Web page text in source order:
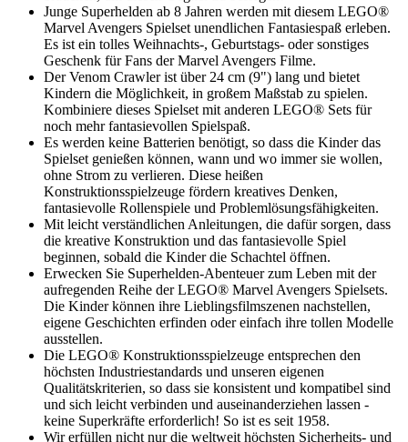
Junge Superhelden ab 8 Jahren werden mit diesem LEGO®
Marvel Avengers Spielset unendlichen Fantasiespaß erleben.
Es ist ein tolles Weihnachts-, Geburtstags- oder sonstiges
Geschenk für Fans der Marvel Avengers Filme.
Der Venom Crawler ist über 24 cm (9") lang und bietet
Kindern die Möglichkeit, in großem Maßstab zu spielen.
Kombiniere dieses Spielset mit anderen LEGO® Sets für
noch mehr fantasievollen Spielspaß.
Es werden keine Batterien benötigt, so dass die Kinder das
Spielset genießen können, wann und wo immer sie wollen,
ohne Strom zu verlieren. Diese heißen
Konstruktionsspielzeuge fördern kreatives Denken,
fantasievolle Rollenspiele und Problemlösungsfähigkeiten.
Mit leicht verständlichen Anleitungen, die dafür sorgen, dass
die kreative Konstruktion und das fantasievolle Spiel
beginnen, sobald die Kinder die Schachtel öffnen.
Erwecken Sie Superhelden-Abenteuer zum Leben mit der
aufregenden Reihe der LEGO® Marvel Avengers Spielsets.
Die Kinder können ihre Lieblingsfilmszenen nachstellen,
eigene Geschichten erfinden oder einfach ihre tollen Modelle
ausstellen.
Die LEGO® Konstruktionsspielzeuge entsprechen den
höchsten Industriestandards und unseren eigenen
Qualitätskriterien, so dass sie konsistent und kompatibel sind
und sich leicht verbinden und auseinanderziehen lassen -
keine Superkräfte erforderlich! So ist es seit 1958.
Wir erfüllen nicht nur die weltweit höchsten Sicherheits- und